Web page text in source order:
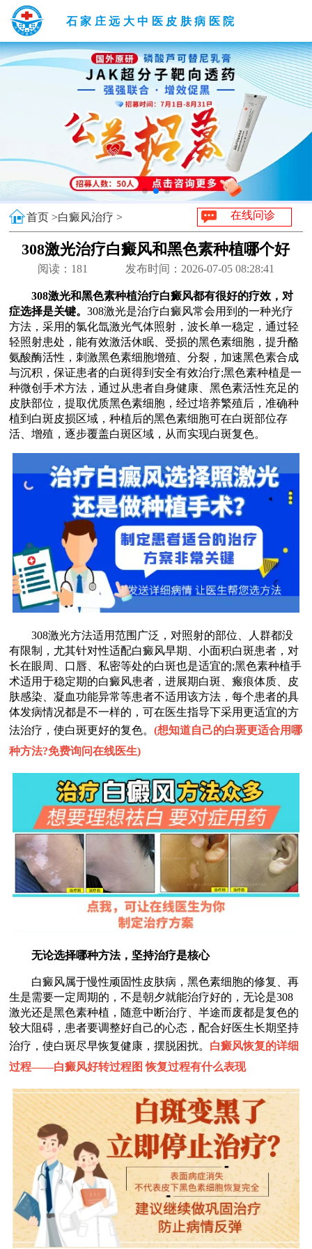
石家庄远大中医皮肤病医院
首页 >白癜风治疗 > 在线问诊
308激光治疗白癜风和黑色素种植哪个好
阅读： 181 发布时间：2026-07-05 08:28:41
308激光和黑色素种植治疗白癜风都有很好的疗效，对
症选择是关键。308激光是治疗白癜风常会用到的一种光疗
方法，采用的氯化氙激光气体照射，波长单一稳定，通过轻
轻照射患处，能有效激活休眠、受损的黑色素细胞，提升酪
氨酸酶活性，刺激黑色素细胞增殖、分裂，加速黑色素合成
与沉积，保证患者的白斑得到安全有效治疗;黑色素种植是一
种微创手术方法，通过从患者自身健康、黑色素活性充足的
皮肤部位，提取优质黑色素细胞，经过培养繁殖后，准确种
植到白斑皮损区域，种植后的黑色素细胞可在白斑部位存
活、增殖，逐步覆盖白斑区域，从而实现白斑复色。
308激光方法适用范围广泛，对照射的部位、人群都没
有限制，尤其针对性适配白癜风早期、小面积白斑患者，对
长在眼周、口唇、私密等处的白斑也是适宜的;黑色素种植手
术适用于稳定期的白癜风患者，进展期白斑、瘢痕体质、皮
肤感染、凝血功能异常等患者不适用该方法，每个患者的具
体发病情况都是不一样的，可在医生指导下采用更适宜的方
法治疗，使白斑更好的复色。(想知道自己的白斑更适合用哪
种方法?免费询问在线医生)
无论选择哪种方法，坚持治疗是核心
白癜风属于慢性顽固性皮肤病，黑色素细胞的修复、再
生是需要一定周期的，不是朝夕就能治疗好的，无论是308
激光还是黑色素种植，随意中断治疗、半途而废都是复色的
较大阻碍，患者要调整好自己的心态，配合好医生长期坚持
治疗，使白斑尽早恢复健康，摆脱困扰。 白癜风恢复的详细
过程——白癜风好转过程图 恢复过程有什么表现